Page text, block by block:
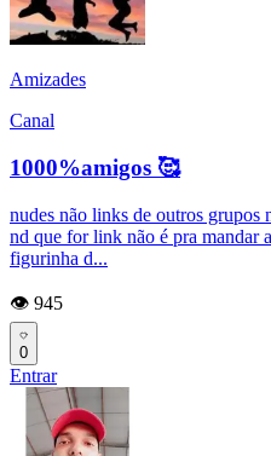
Amizades
Canal
1000%amigos 🥰
nudes não links de outros grupos
nd que for link não é pra mandar
figurinha d...
👁️ 945
0
Entrar